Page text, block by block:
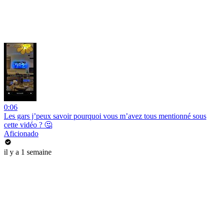
0:06
Les gars j’peux savoir pourquoi vous m’avez tous mentionné sous
cette vidéo ? 🤔
Aficionado
il y a 1 semaine